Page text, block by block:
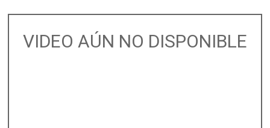
VIDEO AÚN NO DISPONIBLE